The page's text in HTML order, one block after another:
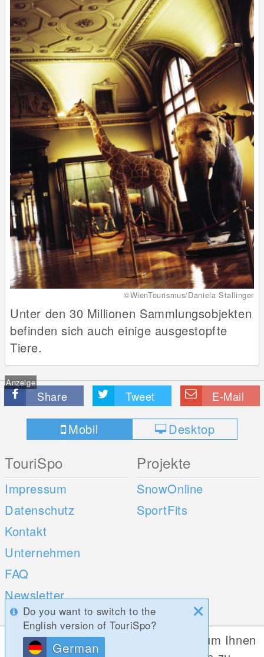
©WienTourismus/Daniela Stallinger
Unter den 30 Millionen Sammlungsobjekten
befinden sich auch einige ausgestopfte
Tiere.
Anzeige
Share Tweet E-Mail
Mobil Desktop
TouriSpo
Impressum
Datenschutz
Kontakt
Unternehmen
FAQ
Newsletter
Umfragen
Projekte
SnowOnline
SportFits
Mobile Apps Social Web
Do you want to switch to the
English version of TouriSpo?
German
Diese Website verwendet Cookies, um Ihnen